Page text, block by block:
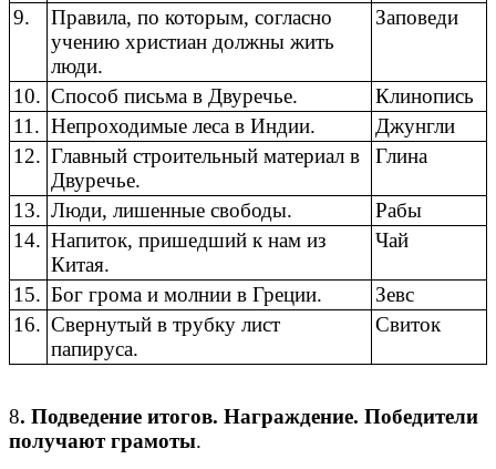
9.
Правила, по которым, согласно
учению христиан должны жить
люди.
Заповеди
10. Способ письма в Двуречье.
Клинопись
11. Непроходимые леса в Индии.
Джунгли
12. Главный строительный материал в
Двуречье.
Глина
13. Люди, лишенные свободы.
Рабы
14. Напиток, пришедший к нам из
Китая.
Чай
15. Бог грома и молнии в Греции.
Зевс
16. Свернутый в трубку лист
папируса.
Свиток
8. Подведение итогов. Награждение. Победители
получают грамоты.